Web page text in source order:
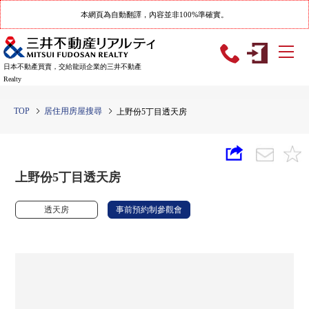
本網頁為自動翻譯，內容並非100%準確實。
日本不動產買賣，交給龍頭企業的三井不動產
Realty
TOP 居住用房屋搜尋 上野份5丁目透天房
上野份5丁目透天房
透天房 事前預約制參觀會